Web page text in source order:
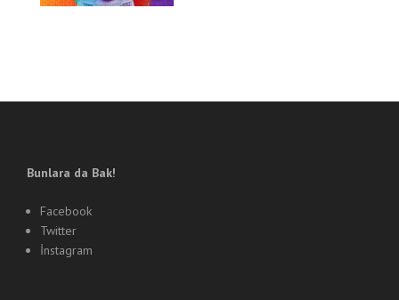
Bunlara da Bak!
Facebook
Twitter
İnstagram